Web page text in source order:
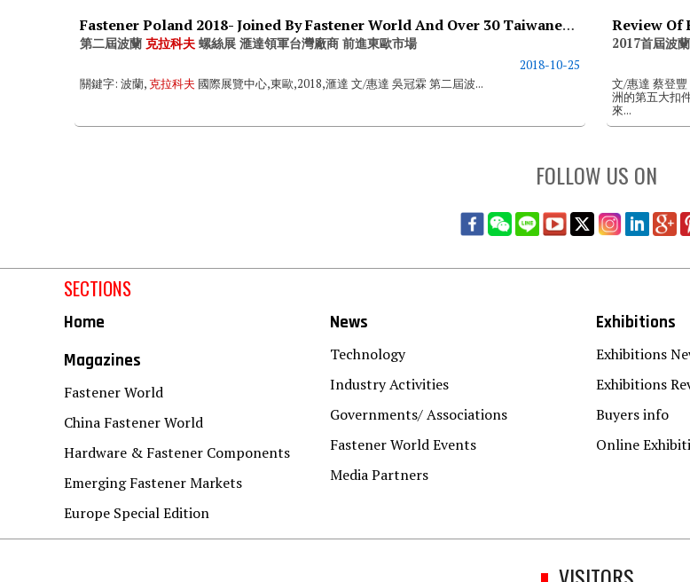
Fastener Poland 2018- Joined By Fastener World And Over 30 Taiwanese Exhibitors Interested In E. European Fastener Market
第二屆波蘭克拉科夫 螺絲展 滙達領軍台灣廠商 前進東歐市場
2018-10-25
關鍵字: 波蘭,克拉科夫 國際展覽中心,東歐,2018,滙達 文/惠達 吳冠霖 第二屆波...
Review Of
2017首屆波
文/惠達 蔡登
洲的第五大扣
來...
FOLLOW US ON
SECTIONS
Home
Magazines
Fastener World
China Fastener World
Hardware & Fastener Components
Emerging Fastener Markets
Europe Special Edition
News
Technology
Industry Activities
Governments/ Associations
Fastener World Events
Media Partners
Exhibitions
Exhibitions
Exhibitions
Buyers info
Online